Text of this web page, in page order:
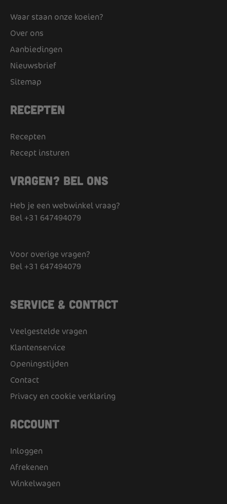
Waar staan onze koeien?
Over ons
Aanbiedingen
Nieuwsbrief
Sitemap
Recepten
Recepten
Recept insturen
Vragen? Bel ons
Heb je een webwinkel vraag?
Bel+31 647494079
Voor overige vragen?
Bel+31 647494079
Service & Contact
Veelgestelde vragen
Klantenservice
Openingstijden
Contact
Privacy en cookie verklaring
Account
Inloggen
Afrekenen
Winkelwagen